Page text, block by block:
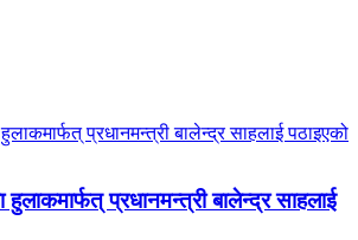
प्रधानमन्त्री बालेन्द्र साहलाई